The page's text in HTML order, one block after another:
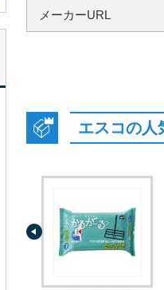
メーカーURL
エスコの人